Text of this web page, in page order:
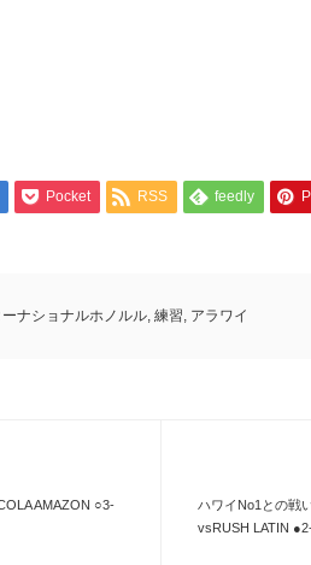
Pocket RSS feedly
ナショナルホノルル, 練習, アラワイ
AMAZON ○3-
ハワイNo1との戦
vsRUSH LATIN